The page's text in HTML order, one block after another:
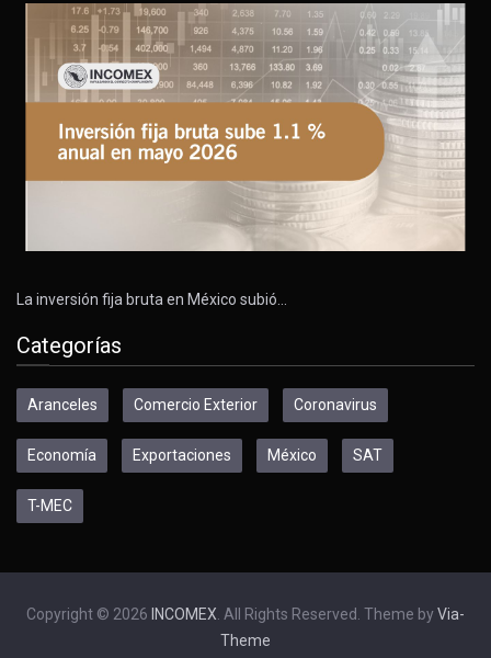
La inversión fija bruta en México subió…
Categorías
Aranceles Comercio Exterior Coronavirus
Economía Exportaciones México SAT
T-MEC
Copyright © 2026 INCOMEX . All Rights Reserved. Theme by Via-
Theme